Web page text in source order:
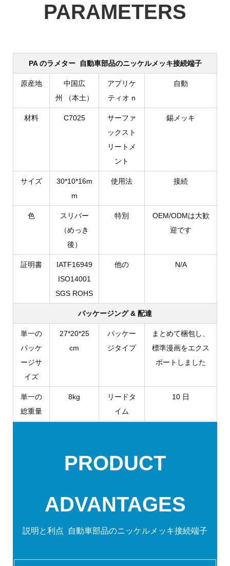
PARAMETERS
PAのラメター 自動車部品のニッケルメッキ接続端子
原産地
中国広
州 （本土）
アプリケ
ティオ n
自動
材料 C7025
サーファ
ックスト
リートメ
ント
錫メッキ
サイズ
30*10*16m
m
使用法 接続
色
スリバー
（めっき
後）
特別
OEM/ODMは大歓
迎です
証明書
IATF16949
ISO14001
SGS ROHS
他の N/A
パッケージング & 配達
単一の
パッケ
ージサ
イズ
27*20*25
cm
パッケー
ジタイプ
まとめて梱包し、
標準漫画をエクス
ポートしました
単一の
総重量
8kg
リードタ
イム
10 日
PRODUCT
ADVANTAGES
説明と利点 自動車部品のニッケルメッキ接続端子